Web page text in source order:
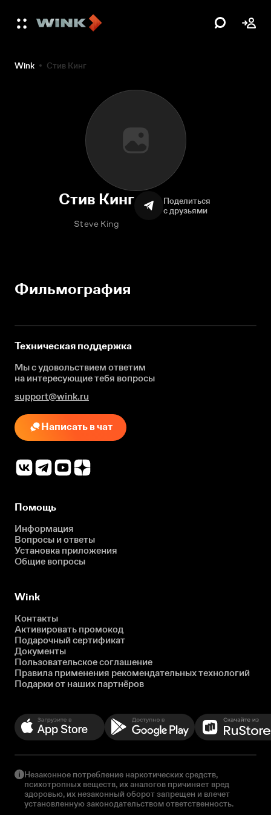
Wink Стив Кинг
Стив Кинг
Steve King
Поделиться
с друзьями
Фильмография
Техническая поддержка
Мы с удовольствием ответим
на интересующиетебя вопросы
support@wink.ru
Написать в чат
Помощь
Информация
Вопросы и ответы
Установка приложения
Общие вопросы
Wink
Контакты
Активировать промокод
Подарочный сертификат
Документы
Пользовательское соглашение
Правила применения рекомендательных технологий
Подарки от наших партнёров
Незаконное потребление наркотических средств,
психотропных веществ, их аналогов причиняет вред
здоровью, их незаконный оборот запрещен и влечет
установленную законодательством ответственность.